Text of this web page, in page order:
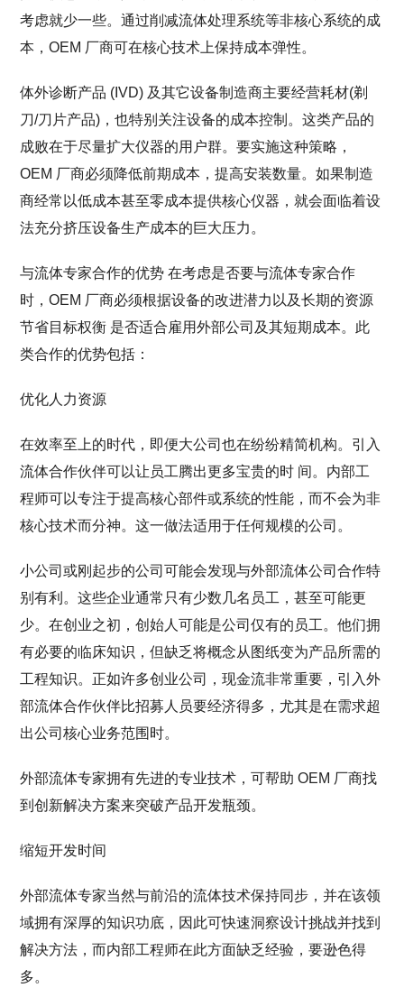
考虑就少一些。通过削减流体处理系统等非核心系统的成
本，OEM 厂商可在核心技术上保持成本弹性。
体外诊断产品 (IVD) 及其它设备制造商主要经营耗材(剃
刀/刀片产品)，也特别关注设备的成本控制。这类产品的
成败在于尽量扩大仪器的用户群。要实施这种策略，
OEM 厂商必须降低前期成本，提高安装数量。如果制造
商经常以低成本甚至零成本提供核心仪器，就会面临着设
法充分挤压设备生产成本的巨大压力。
与流体专家合作的优势 在考虑是否要与流体专家合作
时，OEM 厂商必须根据设备的改进潜力以及长期的资源
节省目标权衡 是否适合雇用外部公司及其短期成本。此
类合作的优势包括：
优化人力资源
在效率至上的时代，即便大公司也在纷纷精简机构。引入
流体合作伙伴可以让员工腾出更多宝贵的时 间。内部工
程师可以专注于提高核心部件或系统的性能，而不会为非
核心技术而分神。这一做法适用于任何规模的公司。
小公司或刚起步的公司可能会发现与外部流体公司合作特
别有利。这些企业通常只有少数几名员工，甚至可能更
少。在创业之初，创始人可能是公司仅有的员工。他们拥
有必要的临床知识，但缺乏将概念从图纸变为产品所需的
工程知识。正如许多创业公司，现金流非常重要，引入外
部流体合作伙伴比招募人员要经济得多，尤其是在需求超
出公司核心业务范围时。
外部流体专家拥有先进的专业技术，可帮助 OEM 厂商找
到创新解决方案来突破产品开发瓶颈。
缩短开发时间
外部流体专家当然与前沿的流体技术保持同步，并在该领
域拥有深厚的知识功底，因此可快速洞察设计挑战并找到
解决方法，而内部工程师在此方面缺乏经验，要逊色得
多。